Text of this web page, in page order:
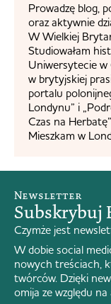
Prowadzę blog,
oraz aktywnie
W Wielkiej
Studiowałam
Uniwersytecie w
w brytyjskiej
portalu
Londynu” i
Czas na
Mieszkam w
Newsletter
Subskrybuj
Czymże jest
W dobie social
nowych treściach,
twórców. Dzięki
omija ze względu